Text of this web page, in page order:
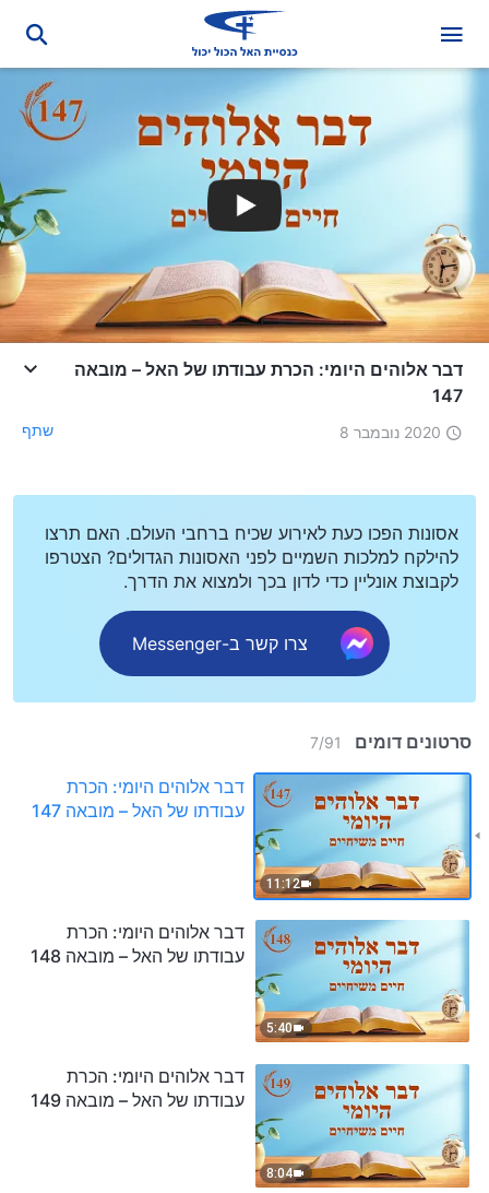
דבר אלוהים היומי: הכרת עבודתו של האל – מובאה
147
2020 נובמבר 8 שתף
אסונות הפכו כעת לאירוע שכיח ברחבי העולם. האם תרצו
להילקח למלכות השמיים לפני האסונות הגדולים? הצטרפו
לקבוצת אונליין כדי לדון בכך ולמצוא את הדרך.
צרו קשר ב-Messenger
סרטונים דומים 7/91
11:12
דבר אלוהים היומי: הכרת
עבודתו של האל – מובאה 147
5:40
דבר אלוהים היומי: הכרת
עבודתו של האל – מובאה 148
8:04
דבר אלוהים היומי: הכרת
עבודתו של האל – מובאה 149